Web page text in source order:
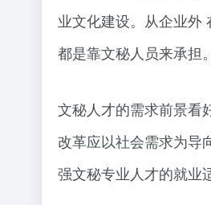
业文化建设。从企业外
都是靠文秘人员来承担
文秘人才的需求前景看
改革应以社会需求为导
强文秘专业人才的就业